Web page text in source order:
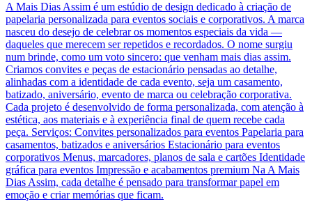
A Mais Dias Assim é um estúdio de design dedicado à criação de
papelaria personalizada para eventos sociais e corporativos. A marca
nasceu do desejo de celebrar os momentos especiais da vida —
daqueles que merecem ser repetidos e recordados. O nome surgiu
num brinde, como um voto sincero: que venham mais dias assim.
Criamos convites e peças de estacionário pensadas ao detalhe,
alinhadas com a identidade de cada evento, seja um casamento,
batizado, aniversário, evento de marca ou celebração corporativa.
Cada projeto é desenvolvido de forma personalizada, com atenção à
estética, aos materiais e à experiência final de quem recebe cada
peça. Serviços: Convites personalizados para eventos Papelaria para
casamentos, batizados e aniversários Estacionário para eventos
corporativos Menus, marcadores, planos de sala e cartões Identidade
gráfica para eventos Impressão e acabamentos premium Na A Mais
Dias Assim, cada detalhe é pensado para transformar papel em
emoção e criar memórias que ficam.